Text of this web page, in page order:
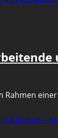
Rahmen
Gelobad –